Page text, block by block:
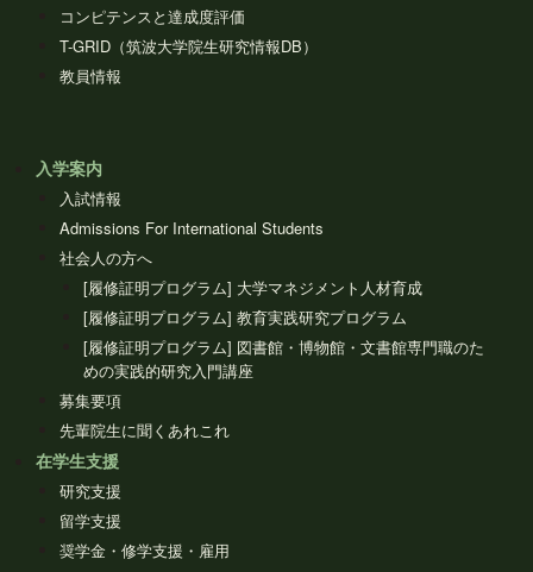
コンピテンスと達成度評価
T-GRID（筑波大学院生研究情報DB）
教員情報
入学案内
入試情報
Admissions For International Students
社会人の方へ
[履修証明プログラム] 大学マネジメント人材育成
[履修証明プログラム] 教育実践研究プログラム
[履修証明プログラム] 図書館・博物館・文書館専門職のた
めの実践的研究入門講座
募集要項
先輩院生に聞くあれこれ
在学生支援
研究支援
留学支援
奨学金・修学支援・雇用